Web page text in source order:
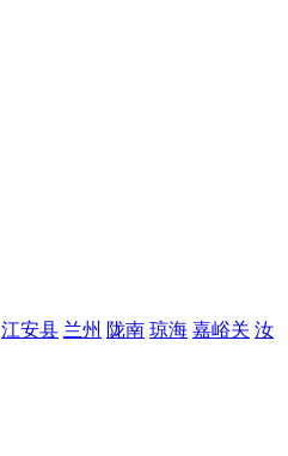
江安县 兰州 陇南 琼海 嘉峪关 汝